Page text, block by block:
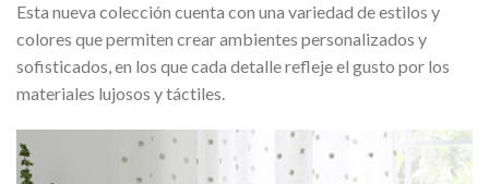
Esta nueva colección cuenta con una variedad de estilos y
colores que permiten crear ambientes personalizados y
sofisticados, en los que cada detalle refleje el gusto por los
materiales lujosos y táctiles.